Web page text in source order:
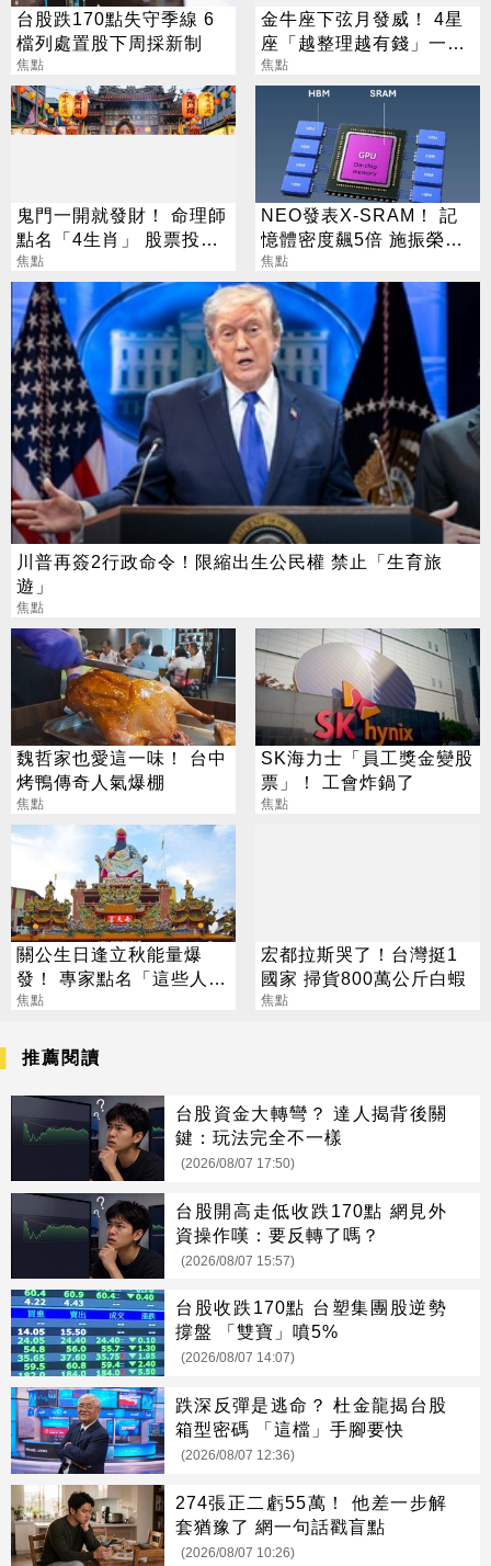
台股跌170點失守季線 6
檔列處置股下周採新制
焦點
金牛座下弦月發威！ 4星
座「越整理越有錢」一路
旺運到10月
焦點
鬼門一開就發財！ 命理師
點名「4生肖」 股票投資
大翻身
焦點
NEO發表X-SRAM！ 記
憶體密度飆5倍 施振榮：
半導體迎新革命
焦點
川普再簽2行政命令！限縮出生公民權 禁止「生育旅
遊」
焦點
魏哲家也愛這一味！ 台中
烤鴨傳奇人氣爆棚
焦點
SK海力士「員工獎金變股
票」！ 工會炸鍋了
焦點
關公生日逢立秋能量爆
發！ 專家點名「這些人」
別亂拜
焦點
宏都拉斯哭了！台灣挺1
國家 掃貨800萬公斤白蝦
焦點
推薦閱讀
台股資金大轉彎？ 達人揭背後關
鍵：玩法完全不一樣
(2026/08/07 17:50)
台股開高走低收跌170點 網見外
資操作嘆：要反轉了嗎？
(2026/08/07 15:57)
台股收跌170點 台塑集團股逆勢
撐盤 「雙寶」噴5%
(2026/08/07 14:07)
跌深反彈是逃命？ 杜金龍揭台股
箱型密碼 「這檔」手腳要快
(2026/08/07 12:36)
274張正二虧55萬！ 他差一步解
套猶豫了 網一句話戳盲點
(2026/08/07 10:26)